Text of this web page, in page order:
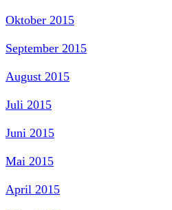
Oktober 2015
September 2015
August 2015
Juli 2015
Juni 2015
Mai 2015
April 2015